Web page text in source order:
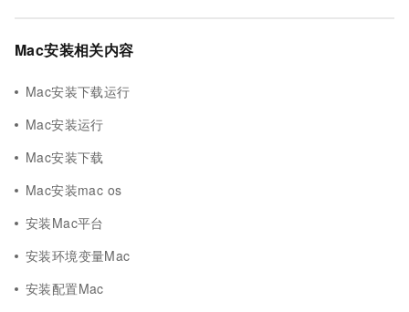
Mac安装相关内容
Mac安装下载运行
Mac安装运行
Mac安装下载
Mac安装mac os
安装Mac平台
安装环境变量Mac
安装配置Mac